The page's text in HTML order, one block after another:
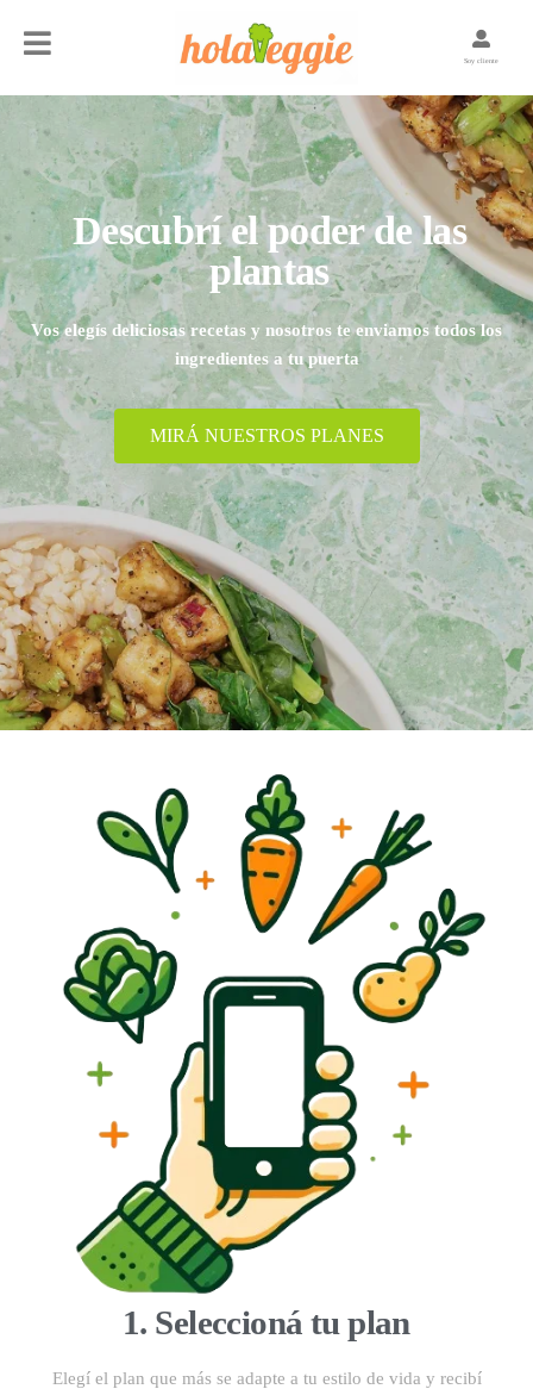
Soy cliente
Descubrí el poder de las
plantas
Vos elegís deliciosas recetas y nosotros te enviamos todos los
ingredientes a tu puerta
MIRÁ NUESTROS PLANES
1. Seleccioná tu plan
Elegí el plan que más se adapte a tu estilo de vida y recibí